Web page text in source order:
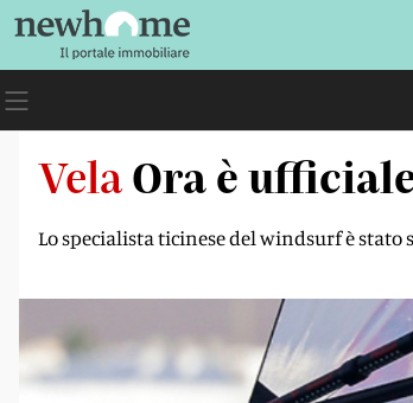
Vela Ora è
Lo specialista ticinese del windsurf è stato